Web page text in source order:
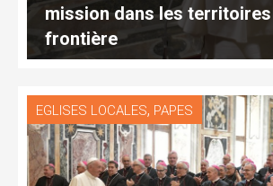
mission dans les
frontière
EGLISES LOCALES, PAPES